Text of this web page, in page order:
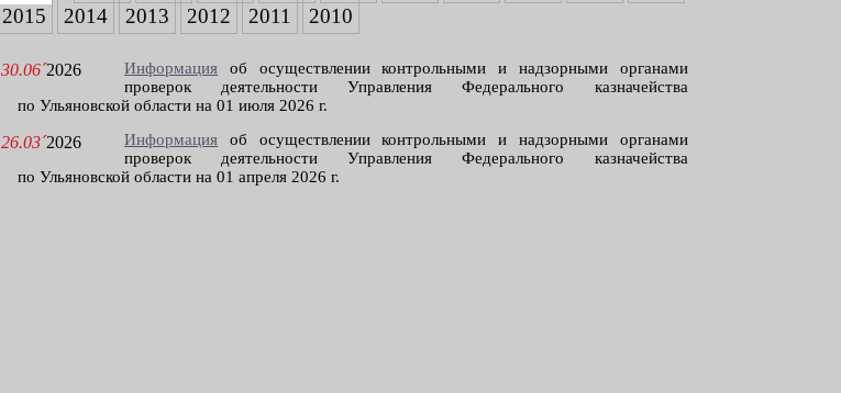
2015
2014 2013 2012 2011 2010
30.06´2026 Информация об осуществлении контрольными и надзорными органами
проверок деятельности Управления Федерального казначейства
по Ульяновской области на 01 июля 2026 г.
26.03´2026 Информация об осуществлении контрольными и надзорными органами
проверок деятельности Управления Федерального казначейства
по Ульяновской области на 01 апреля 2026 г.